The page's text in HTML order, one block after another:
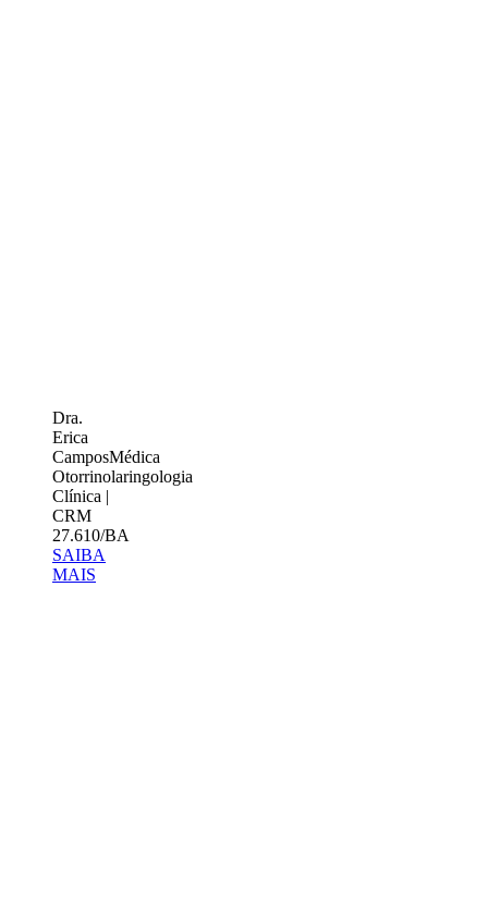
Dra.
Erica
CamposMédica
Otorrinolaringologia
Clínica |
CRM
27.610/BA
SAIBA
MAIS